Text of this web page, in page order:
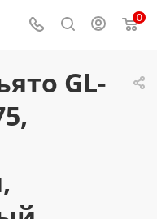
0
GL-